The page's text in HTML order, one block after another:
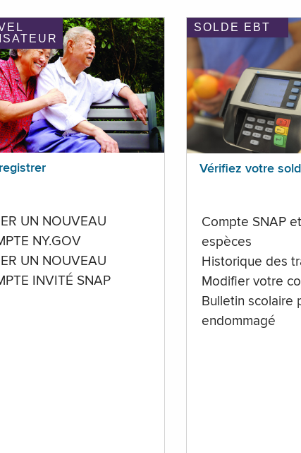
UN NOUVEAU
NY.GOV
UN NOUVEAU
INVITÉ SNAP
SOLDE EBT
Vérifiez votre
Compte SNAP
espèces
Historique des
Modifier votre
Bulletin scolaire
endommagé